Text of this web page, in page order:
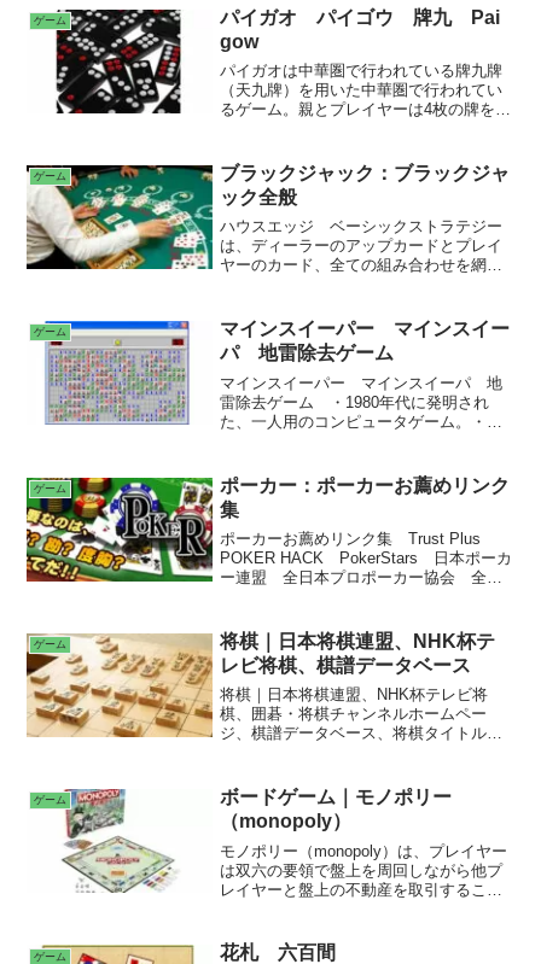
たすき掛け｜長方形 Skyscraper
Finned Skyscraper XY-ウイング
ゲーム
パイガオ パイゴウ 牌九 Pai
gow
パイガオは中華圏で行われている牌九牌
（天九牌）を用いた中華圏で行われてい
るゲーム。親とプレイヤーは4枚の牌を受
計が9に近いほど強くなる。2枚の合計が9
より大きい場合は下一桁だけを使う。中
国パイガオ パイゴウ 牌九 中国ドミノ
「Pai gow」 牌九牌（天九牌） 文牌22
枚、武牌10枚 ボー(BO) ウォン(WONG)
ゴン(GONG) 高九(HIGH-NINE)
ゲーム
ブラックジャック：ブラックジャ
ック全般
ハウスエッジ ベーシックストラテジー
は、ディーラーのアップカードとプレイ
ヤーのカード、全ての組み合わせを網羅
ット ダブルダウン サレンダー イン
シュアランス カウンティング
ゲーム
マインスイーパー マインスイー
パ 地雷除去ゲーム
マインスイーパー マインスイーパ 地
雷除去ゲーム ・1980年代に発明され
た、一人用のコンピュータゲーム。・マ
方形のフィールドから構成されてい
る。・それぞれのマスは開けることがで
きるが、地雷の置かれているマスを開け
ると負けとなる。
ゲーム
ポーカー：ポーカーお薦めリンク
集
ポーカーお薦めリンク集 Trust Plus
POKER HACK PokerStars 日本ポーカ
ー連盟 全日本プロポーカー協会 全日
ー ポーカーライフ
ゲーム
将棋｜日本将棋連盟、NHK杯テ
レビ将棋、棋譜データベース
将棋｜日本将棋連盟、NHK杯テレビ将
棋、囲碁・将棋チャンネルホームペー
ジ、棋譜データベース、将棋タイトルの
ビューした桐山零は、東京の下町に一人
で暮らしている。幼い頃に交通事故で家
族を失い、父の友人である棋士の幸田に
引き取られたが、自分のせいで幸田家に
亀裂が入り、家を出るしかなかったから
だ。
ゲーム
ボードゲーム｜モノポリー
（monopoly）
モノポリー（monopoly）は、プレイヤー
は双六の要領で盤上を周回しながら他プ
レイヤーと盤上の不動産を取引すること
る電力会社と水道会社が各1か所ある。家
ゲーム 花札 六百間